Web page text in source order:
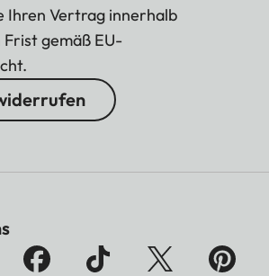
Ihren Vertrag innerhalb
gemäß EU-